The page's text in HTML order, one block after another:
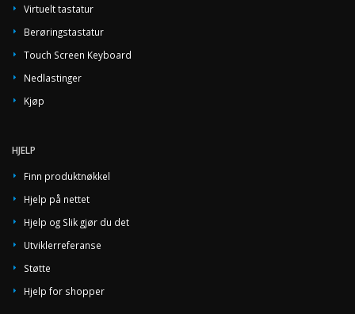
Virtuelt tastatur
Berøringstastatur
Touch Screen Keyboard
Nedlastinger
Kjøp
HJELP
Finn produktnøkkel
Hjelp på nettet
Hjelp og Slik gjør du det
Utviklerreferanse
Støtte
Hjelp for shopper